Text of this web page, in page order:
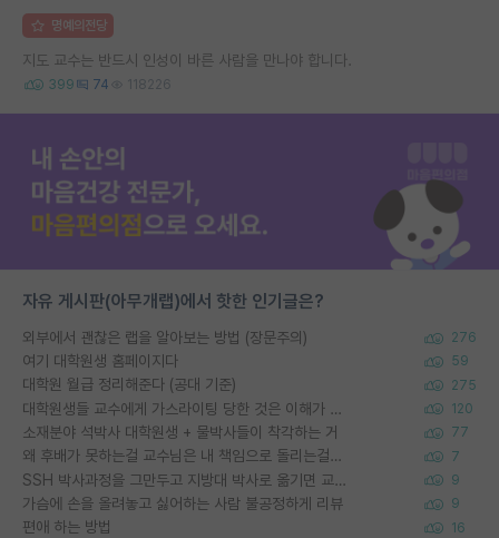
명예의전당
지도 교수는 반드시 인성이 바른 사람을 만나야 합니다.
399 74 118226
자유 게시판(아무개랩)에서 핫한 인기글은?
외부에서 괜찮은 랩을 알아보는 방법 (장문주의) 276
여기 대학원생 홈페이지다 59
대학원 월급 정리해준다 (공대 기준) 275
대학원생들 교수에게 가스라이팅 당한 것은 이해가 갑니다. 안타깝네요. 120
소재분야 석박사 대학원생 + 물박사들이 착각하는 거 77
왜 후배가 못하는걸 교수님은 내 책임으로 돌리는걸까요? 7
SSH 박사과정을 그만두고 지방대 박사로 옮기면 교수의 꿈은 끝일까요? 9
가슴에 손을 올려놓고 싫어하는 사람 불공정하게 리뷰 9
편애 하는 방법 16